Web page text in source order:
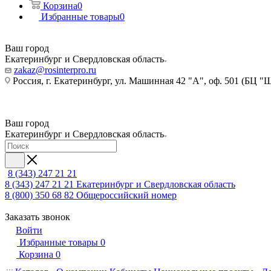
Корзина0
Избранные товары0
Ваш город
Екатеринбург и Свердловская область
zakaz@rosinterpro.ru
Россия, г. Екатеринбург, ул. Машинная 42 "А", оф. 501 (БЦ
Ваш город
Екатеринбург и Свердловская область
8 (343) 247 21 21
8 (343) 247 21 21 Екатеринбург и Свердловская область
8 (800) 350 68 82 Общероссийский номер
Заказать звонок
Войти
Избранные товары 0
Корзина 0